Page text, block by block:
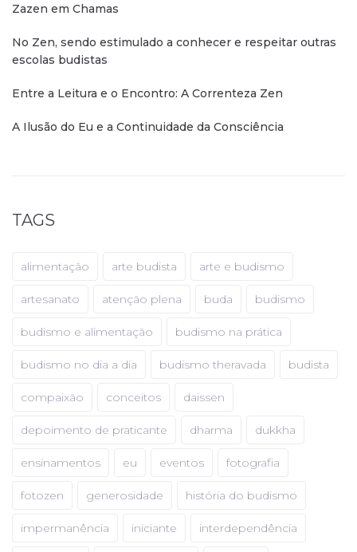
Zazen em Chamas
No Zen, sendo estimulado a conhecer e respeitar outras
escolas budistas
Entre a Leitura e o Encontro: A Correnteza Zen
A Ilusão do Eu e a Continuidade da Consciência
TAGS
alimentação arte budista arte e budismo
artesanato atenção plena buda budismo
budismo e alimentação budismo na prática
budismo no dia a dia budismo theravada budista
compaixão conceitos daissen
depoimento de praticante dharma dukkha
ensinamentos eu eventos fotografia
fotozen generosidade história do budismo
impermanência iniciante interdependência